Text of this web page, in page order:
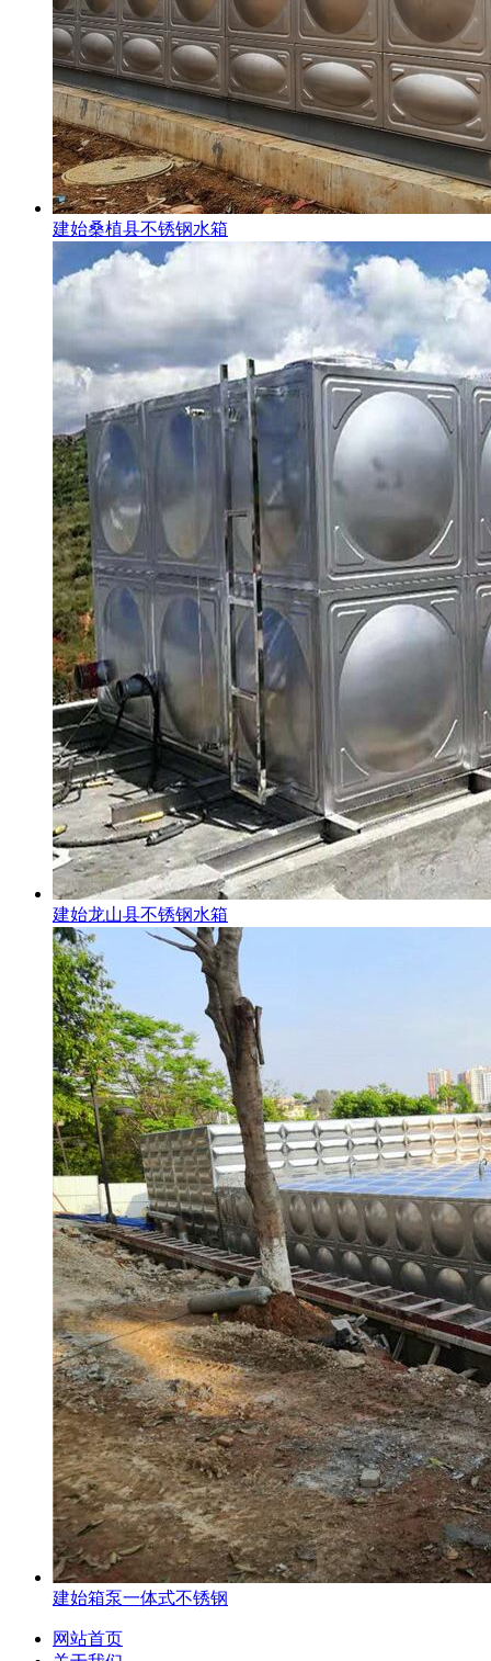
建始桑植县不锈钢水箱
建始龙山县不锈钢水箱
建始箱泵一体式不锈钢
网站首页